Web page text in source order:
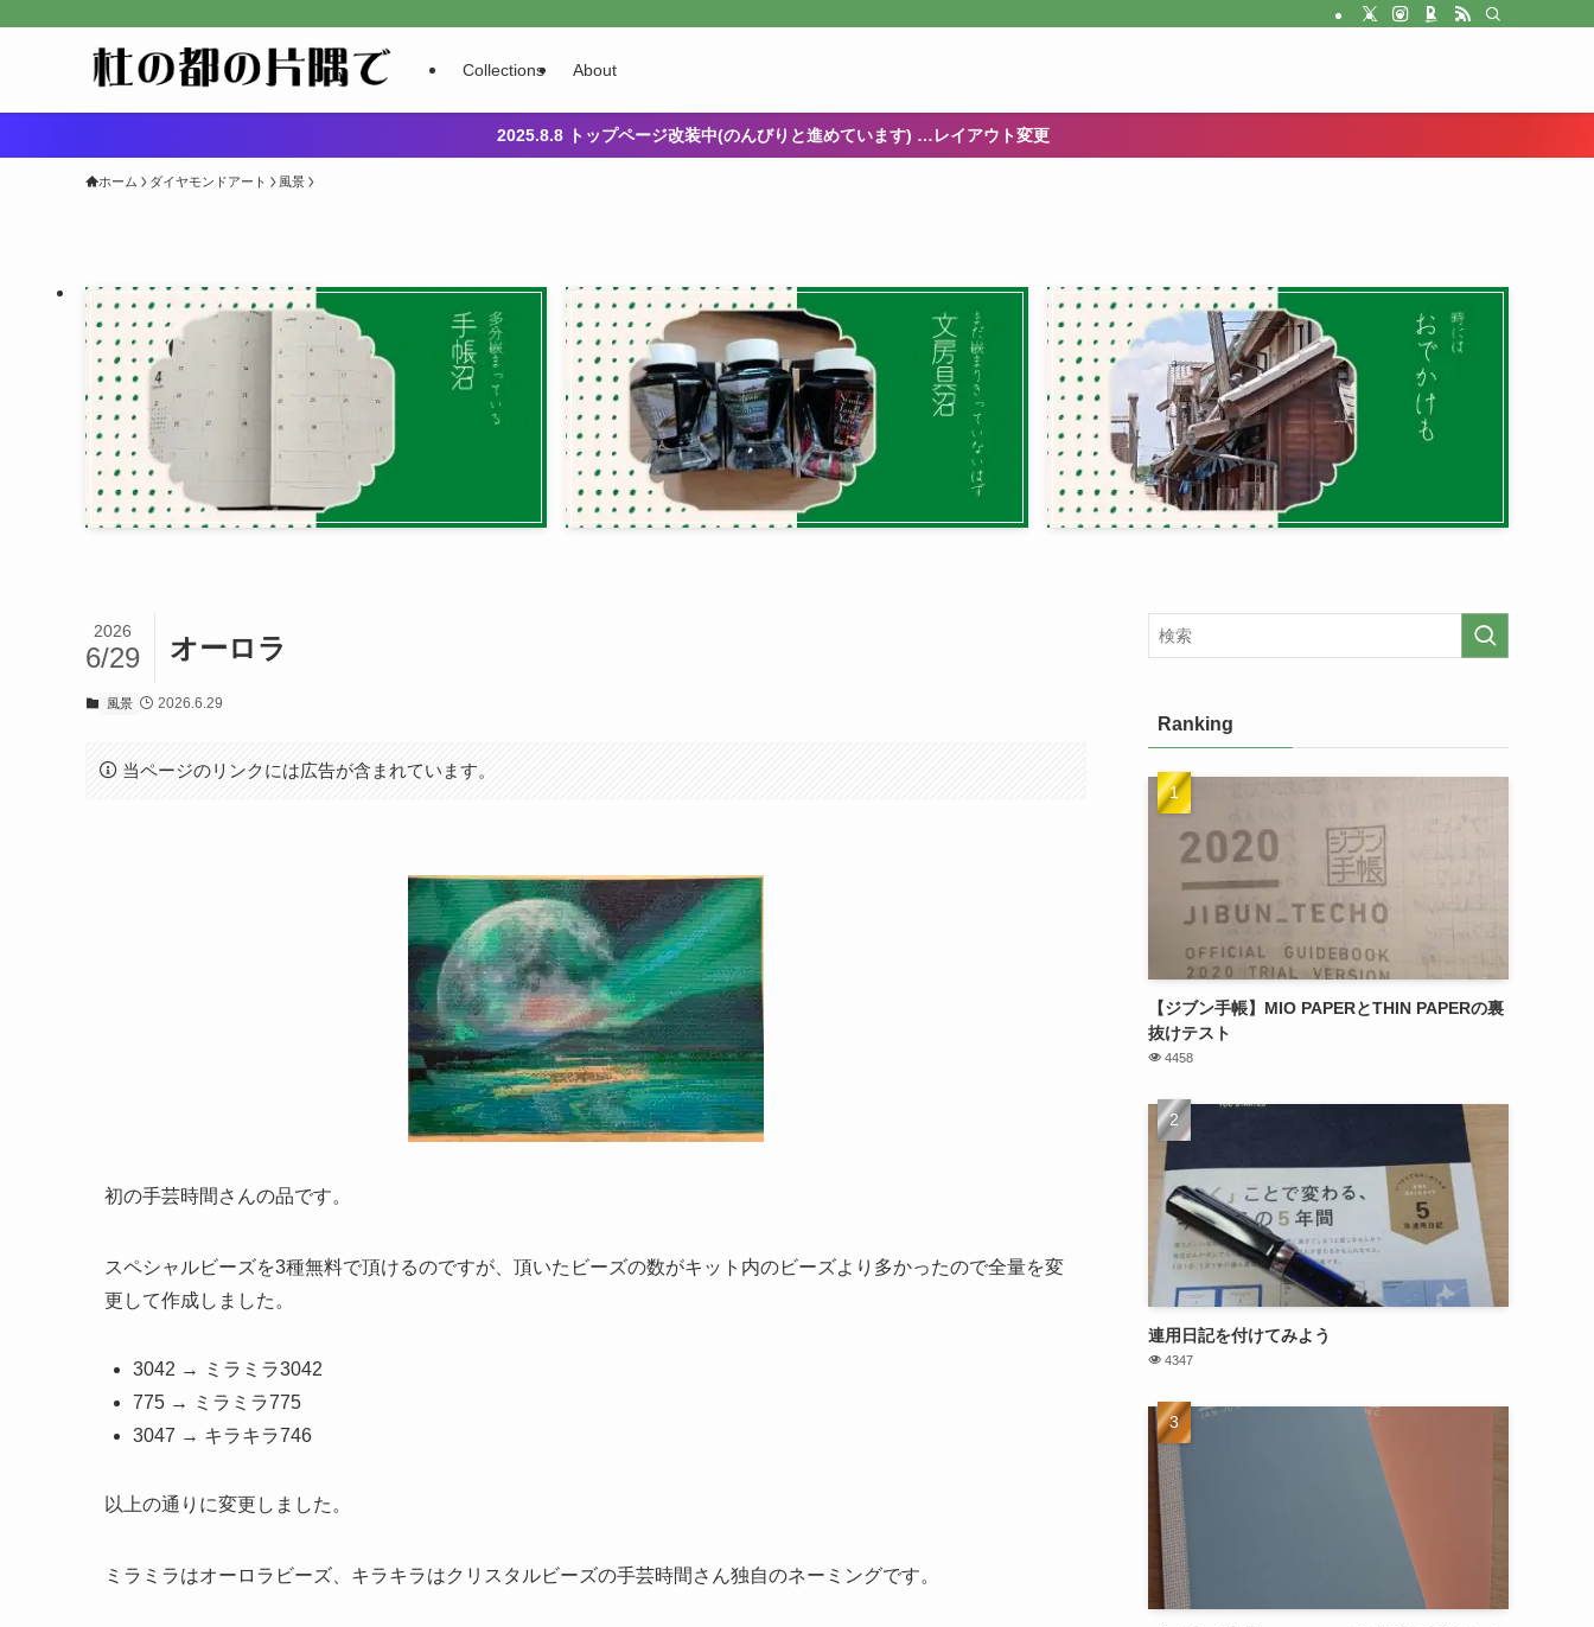
Collections About
2025.8.8 トップページ改装中(のんびりと進めています) …レイアウト変更
ホーム ダイヤモンドアート 風景
オーロラ
2026
6/29
風景 2026.6.29
当ページのリンクには広告が含まれています。
初の手芸時間さんの品です。
スペシャルビーズを3種無料で頂けるのですが、頂いたビーズの数がキット内のビーズより多かったので全量を変
更して作成しました。
3042 → ミラミラ3042
775 → ミラミラ775
3047 → キラキラ746
以上の通りに変更しました。
ミラミラはオーロラビーズ、キラキラはクリスタルビーズの手芸時間さん独自のネーミングです。
Ranking
【ジブン手帳】MIO PAPERとTHIN PAPERの裏
抜けテスト
4458
連用日記を付けてみよう
4347